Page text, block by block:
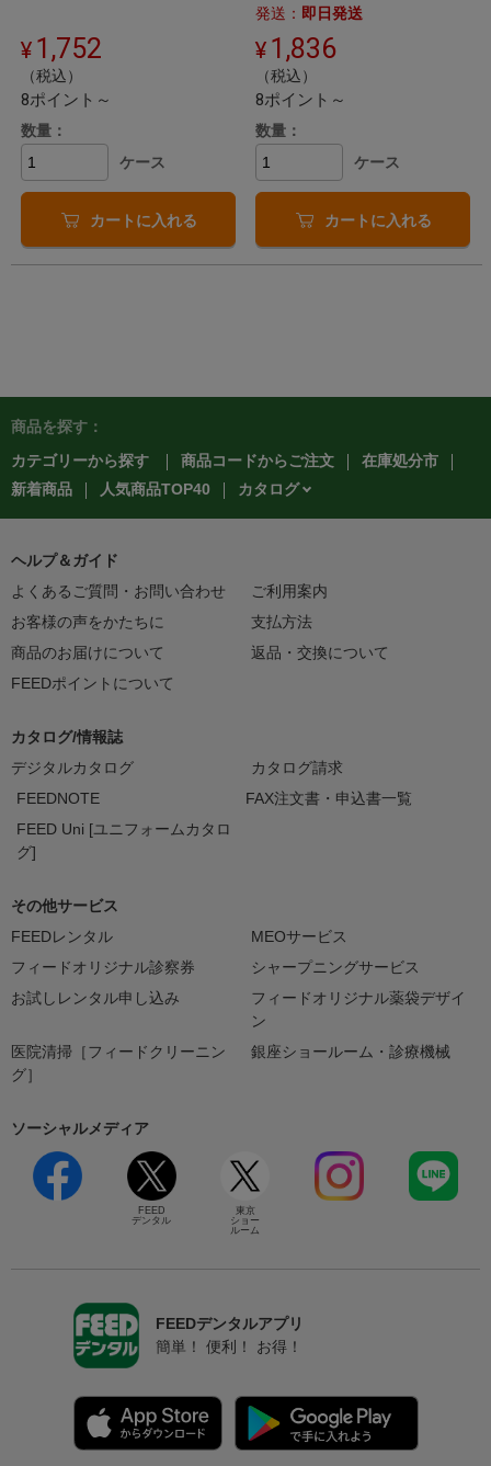
1,752
（税込）
8ポイント～
数量：
ケース
カートに入れる
水です。
発送： 即日発送
1,836
（税込）
8ポイント～
数量：
ケース
カートに入れる
商品を探す：
カテゴリーから探す
商品コードからご注文
在庫処分市
新着商品
人気商品TOP40 カタログ
ヘルプ＆ガイド
よくあるご質問・お問い合わせ
ご利用案内
お客様の声をかたちに
支払方法
商品のお届けについて
返品・交換について
FEEDポイントについて
カタログ/情報誌
デジタルカタログ
カタログ請求
FEEDNOTE
FAX注文書・申込書一覧
FEED Uni [ユニフォームカタロ
グ]
その他サービス
FEEDレンタル
MEOサービス
フィードオリジナル診察券
シャープニングサービス
お試しレンタル申し込み
フィードオリジナル薬袋デザイ
ン
医院清掃［フィードクリーニン
グ］
銀座ショールーム・診療機械
ソーシャルメディア
FEED
デンタル
東京
ショー
ルーム
FEEDデンタルアプリ
簡単！ 便利！ お得！